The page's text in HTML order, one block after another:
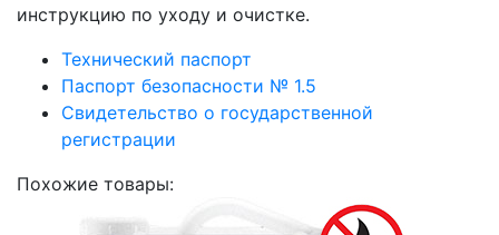
инструкцию по уходу и очистке.
Технический паспорт
Паспорт безопасности № 1.5
Свидетельство о государственной
регистрации
Похожие товары: